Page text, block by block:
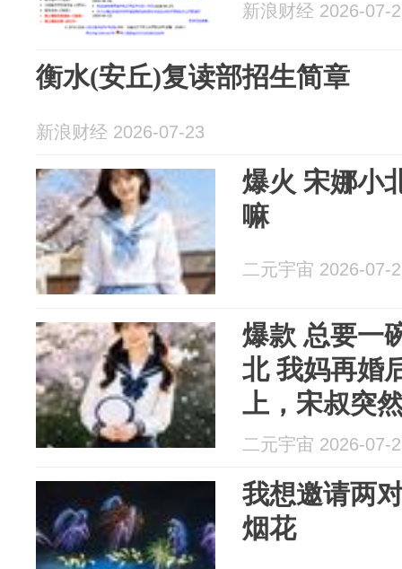
新浪财经 2026-07-
衡水(安丘)复读部招生简章
新浪财经 2026-07-23
爆火 宋娜小北 总要一碗水端平
嘛
二元宇宙 2026-07-
爆款 总要一
北 我妈再婚后的第一天，饭桌
上，宋叔突
二元宇宙 2026-07-
我想邀请两
烟花